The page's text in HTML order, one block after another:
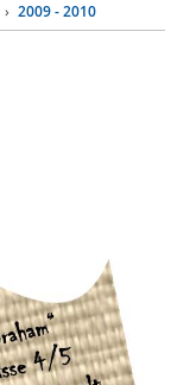
2009 - 2010